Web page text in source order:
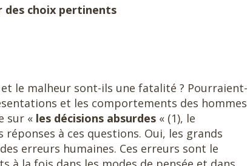
des choix pertinents
le malheur sont-ils une fatalité ? Pourraient-
et les comportements des hommes
sur « les décisions absurdes « (1), le
réponses à ces questions. Oui, les grands
erreurs humaines. Ces erreurs sont le